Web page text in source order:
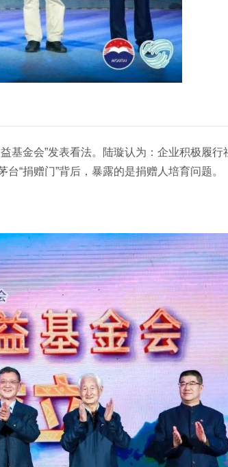
基金会”发表看法。陆璇认为：企业积极履行
“捐赠门”背后，暴露的是捐赠人培育问题。